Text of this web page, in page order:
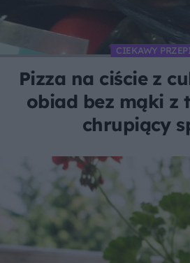
CIEKAWY
Pizza na ciście z
obiad bez mąki z
chrupiący